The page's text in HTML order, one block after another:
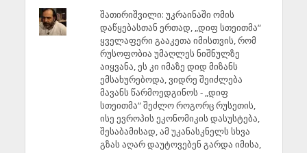
შათირიშვილი: უკრაინაში ომის
დაწყებასთან ერთად, „დიფ სთეითმა“
ყველაფერი გააკეთა იმისთვის, რომ
რუსოფობია უმაღლეს ნიშნულზე
აიყვანა, ეს კი იმაზე დიდ მიზანს
ემსახურებოდა, ვიდრე შეიძლება
მავანს წარმოედგინოს - „დიფ
სთეითმა“ შეძლო როგორც რუსეთის,
ისე ევროპის ეკონომიკის დასუსტება,
შესაბამისად, ამ უკანასკნელს სხვა
გზას აღარ დაუტოვებენ გარდა იმისა,